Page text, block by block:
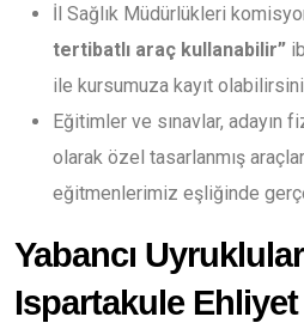
İl Sağlık Müdürlükleri
tertibatlı araç kullanabilir”
ile kursumuza kayıt
Eğitimler ve sınavlar, adayın
olarak özel tasarlanmış
eğitmenlerimiz eşliğinde
Yabancı
Ispartakule